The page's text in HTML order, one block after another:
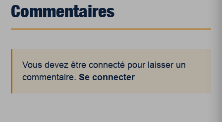
Commentaires
Vous devez être connecté pour laisser un
commentaire.Se connecter